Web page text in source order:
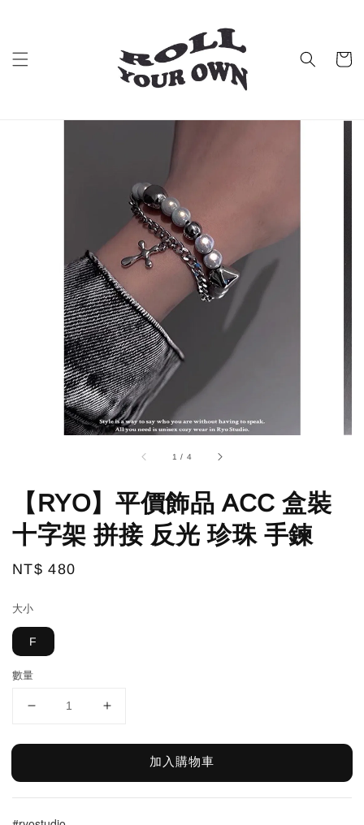
1 / 4
【RYO】平價飾品 ACC 盒裝
十字架 拼接 反光 珍珠 手鍊
Regular
NT$ 480
大小
F
數量
加入購物車